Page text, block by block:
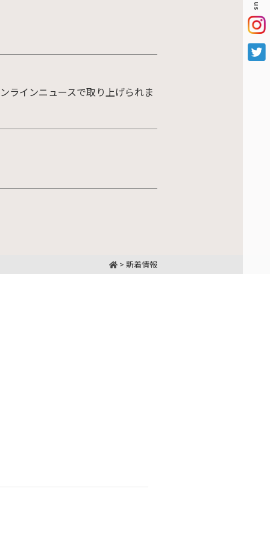
ラインニュースで取り上げられま
> 新着情報